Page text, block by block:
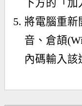
下方的「加
將電腦重新
音、倉頡
內碼輸入該